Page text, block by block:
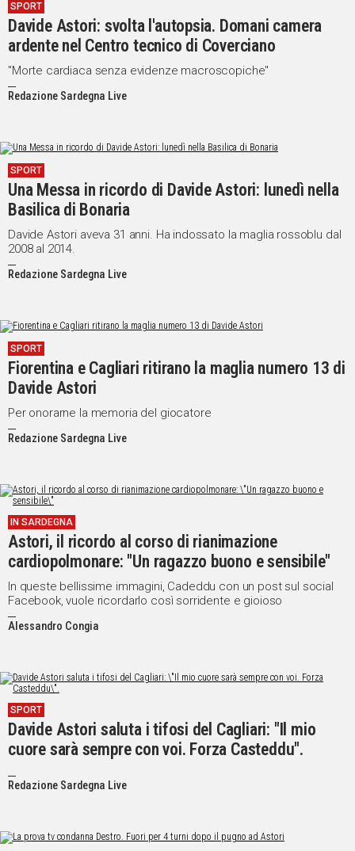
SPORT
Davide Astori: svolta l'autopsia. Domani camera
ardente nel Centro tecnico di Coverciano
"Morte cardiaca senza evidenze macroscopiche"
Redazione Sardegna Live
SPORT
Una Messa in ricordo di Davide Astori: lunedì nella
Basilica di Bonaria
Davide Astori aveva 31 anni. Ha indossato la maglia rossoblu dal
2008 al 2014.
Redazione Sardegna Live
SPORT
Fiorentina e Cagliari ritirano la maglia numero 13 di
Davide Astori
Per onorarne la memoria del giocatore
Redazione Sardegna Live
IN SARDEGNA
Astori, il ricordo al corso di rianimazione
cardiopolmonare: "Un ragazzo buono e sensibile"
In queste bellissime immagini, Cadeddu con un post sul social
Facebook, vuole ricordarlo così sorridente e gioioso
Alessandro Congia
SPORT
Davide Astori saluta i tifosi del Cagliari: "Il mio
cuore sarà sempre con voi. Forza Casteddu".
Redazione Sardegna Live